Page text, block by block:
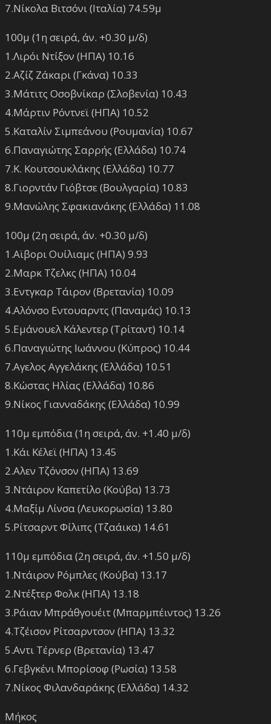
7.Νίκολα Βιτσόνι (Ιταλία) 74.59μ
100μ (1η σειρά, άν. +0.30 μ/δ)
1.Λιρόι Ντίξον (ΗΠΑ) 10.16
2.Αζίζ Ζάκαρι (Γκάνα) 10.33
3.Μάτιτς Οσοβνίκαρ (Σλοβενία) 10.43
4.Μάρτιν Ρόντνεϊ (ΗΠΑ) 10.52
5.Καταλίν Σιμπεάνου (Ρουμανία) 10.67
6.Παναγιώτης Σαρρής (Ελλάδα) 10.74
7.Κ. Κουτσουκλάκης (Ελλάδα) 10.77
8.Γιορντάν Γιόβτσε (Βουλγαρία) 10.83
9.Μανώλης Σφακιανάκης (Ελλάδα) 11.08
100μ (2η σειρά, άν. +0.30 μ/δ)
1.Αϊβορι Ουίλιαμς (ΗΠΑ) 9.93
2.Μαρκ Τζελκς (ΗΠΑ) 10.04
3.Εντγκαρ Τάιρον (Βρετανία) 10.09
4.Αλόνσο Εντουαρντς (Παναμάς) 10.13
5.Εμάνουελ Κάλεντερ (Τρίταντ) 10.14
6.Παναγιώτης Ιωάννου (Κύπρος) 10.44
7.Αγελος Αγγελάκης (Ελλάδα) 10.51
8.Κώστας Ηλίας (Ελλάδα) 10.86
9.Νίκος Γιανναδάκης (Ελλάδα) 10.99
110μ εμπόδια (1η σειρά, άν. +1.40 μ/δ)
1.Κάι Κέλεϊ (ΗΠΑ) 13.45
2.Αλεν Τζόνσον (ΗΠΑ) 13.69
3.Ντάιρον Καπετίλο (Κούβα) 13.73
4.Μαξίμ Λίνσα (Λευκορωσία) 13.80
5.Ρίτσαρντ Φίλιπς (Τζαάικα) 14.61
110μ εμπόδια (2η σειρά, άν. +1.50 μ/δ)
1.Ντάιρον Ρόμπλες (Κούβα) 13.17
2.Ντέξτερ Φολκ (ΗΠΑ) 13.18
3.Ράιαν Μπράθγουέιτ (Μπαρμπέιντος) 13.26
4.Τζέισον Ρίτσαρντσον (ΗΠΑ) 13.32
5.Αντι Τέρνερ (Βρετανία) 13.47
6.Γεβγκένι Μπορίσοφ (Ρωσία) 13.58
7.Νίκος Φιλανδαράκης (Ελλάδα) 14.32
Μήκος